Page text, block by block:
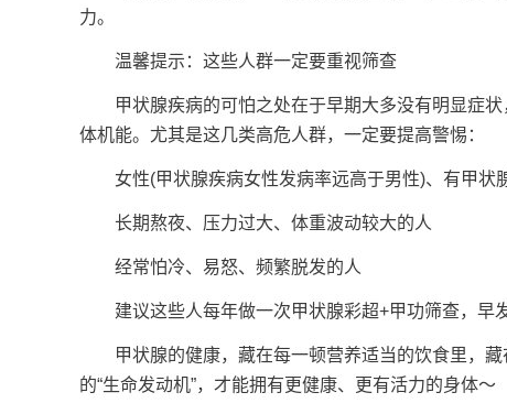
力。
温馨提示：这些人群一定要重视筛查
甲状腺疾病的可怕之处在于早期大多没有明显症状
体机能。尤其是这几类高危人群，一定要提高警惕：
女性(甲状腺疾病女性发病率远高于男性)、有甲状
长期熬夜、压力过大、体重波动较大的人
经常怕冷、易怒、频繁脱发的人
建议这些人每年做一次甲状腺彩超+甲功筛查，早
甲状腺的健康，藏在每一顿营养适当的饮食里，藏
的“生命发动机”，才能拥有更健康、更有活力的身体～